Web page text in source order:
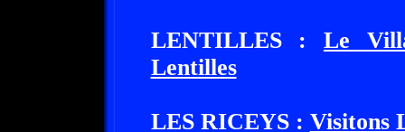
LENTILLES : Le
Lentilles
LES RICEYS : Visitons